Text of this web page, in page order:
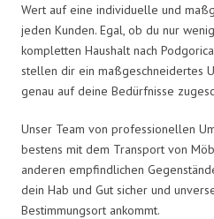
Wert auf eine individuelle und
jeden Kunden. Egal, ob du nur
kompletten Haushalt nach
stellen dir ein maßgeschneidertes
genau auf deine Bedürfnisse
Unser Team von professionellen
bestens mit dem Transport von
anderen empfindlichen
dein Hab und Gut sicher und
Bestimmungsort ankommt.